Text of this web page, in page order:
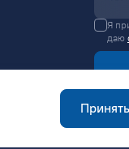
Я
даю
Принять